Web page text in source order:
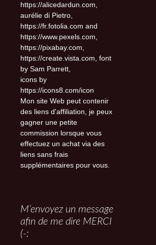
https://alicedardun.com,
aurélie di Pietro,
https://fr.fotolia.com and
https://www.pexels.com,
https://pixabay.com,
https://create.vista.com, font
by Sam Parrett,
icons by
https://icons8.com/icon
Mon site Web peut contenir
des liens d'affiliation, je peux
gagner une petite
commission lorsque vous
effectuez un achat via des
liens sans frais
supplémentaires pour vous.
M’envoyez un message
afin de me dire MERCI
(-: